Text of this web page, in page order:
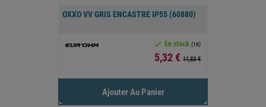
OXXO VV GRIS ENCASTRE IP55 (60880)
 En stock (16)
Prix
5,32 € 11,83 €
Ajouter Au Panier